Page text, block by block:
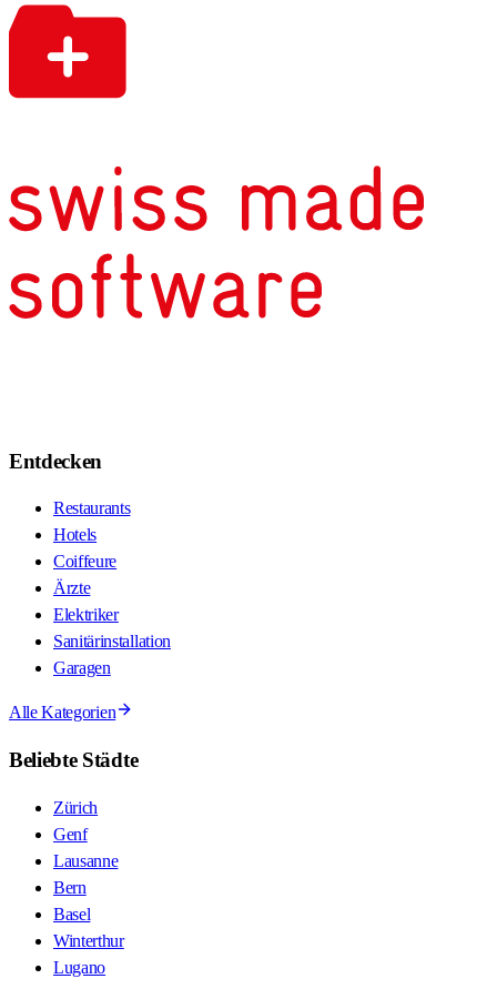
Entdecken
Restaurants
Hotels
Coiffeure
Ärzte
Elektriker
Sanitärinstallation
Garagen
Alle Kategorien
Beliebte Städte
Zürich
Genf
Lausanne
Bern
Basel
Winterthur
Lugano